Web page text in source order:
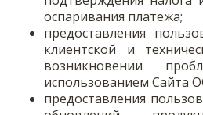
оспаривания платежа;
предоставления
клиентской и
возникновении
использованием Сайта
предоставления